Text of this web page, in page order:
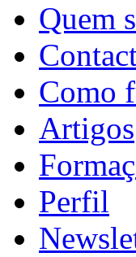
Quem
Como
Artigos
Perfil